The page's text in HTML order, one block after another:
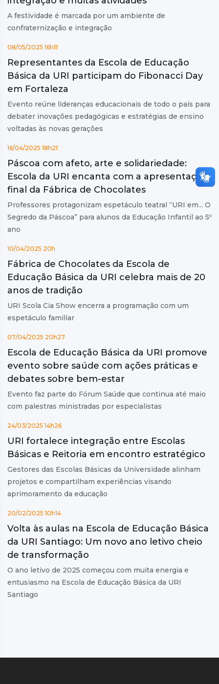
A festividade é marcada por um ambiente de
confraternização e integração
08/05/2025 16h11
Representantes da Escola de Educação
Básica da URI participam do Fibonacci Day
em Fortaleza
Evento reúne lideranças educacionais de todo o país para
debater inovações pedagógicas e estratégias de ensino
voltadas às novas gerações
16/04/2025 18h21
Páscoa com afeto, arte e solidariedade:
Escola da URI encanta com a apresentação
final da Fábrica de Chocolates
Professores protagonizam espetáculo teatral “URI em... O
Segredo da Páscoa” para alunos da Educação Infantil ao 5º
ano
10/04/2025 20h
Fábrica de Chocolates da Escola de
Educação Básica da URI celebra mais de 20
anos de tradição
URI Scola Cia Show encerra a programação com um
espetáculo familiar
07/04/2025 20h27
Escola de Educação Básica da URI promove
evento sobre saúde com ações práticas e
debates sobre bem-estar
Evento faz parte do Fórum Saúde que continua até maio
com palestras ministradas por especialistas
24/03/2025 14h26
URI fortalece integração entre Escolas
Básicas e Reitoria em encontro estratégico
Gestores das Escolas Básicas da Universidade alinham
projetos e compartilham experiências visando
aprimoramento da educação
20/02/2025 10h14
Volta às aulas na Escola de Educação Básica
da URI Santiago: Um novo ano letivo cheio
de transformação
O ano letivo de 2025 começou com muita energia e
entusiasmo na Escola de Educação Básica da URI
Santiago